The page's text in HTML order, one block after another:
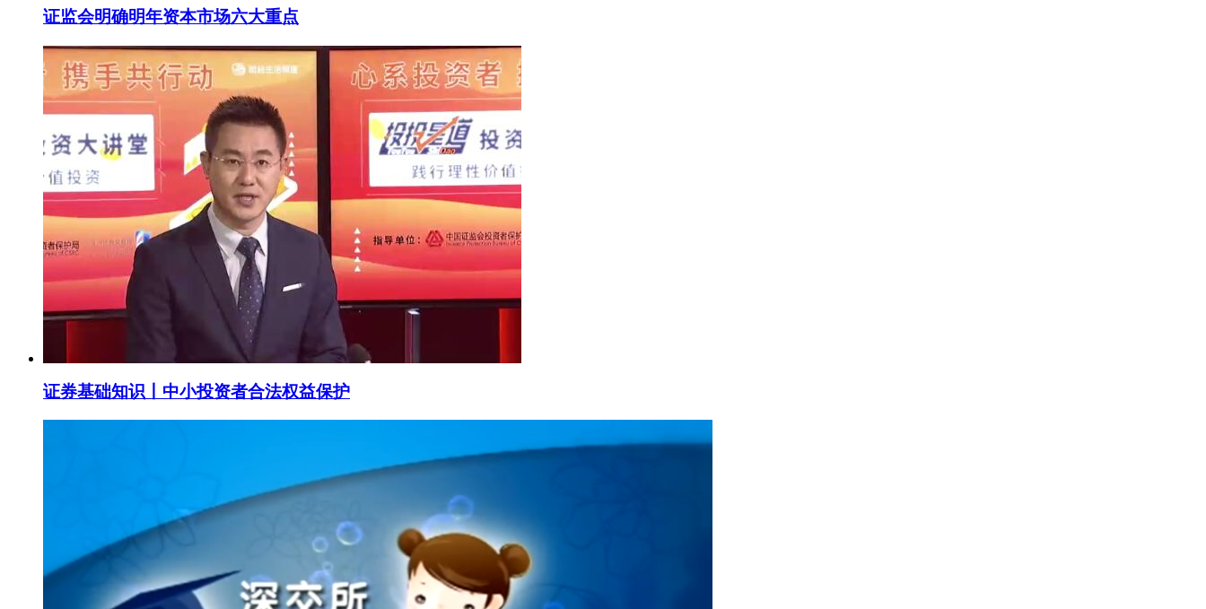
证监会明确明年资本市场六大重点
证券基础知识丨中小投资者合法权益保护